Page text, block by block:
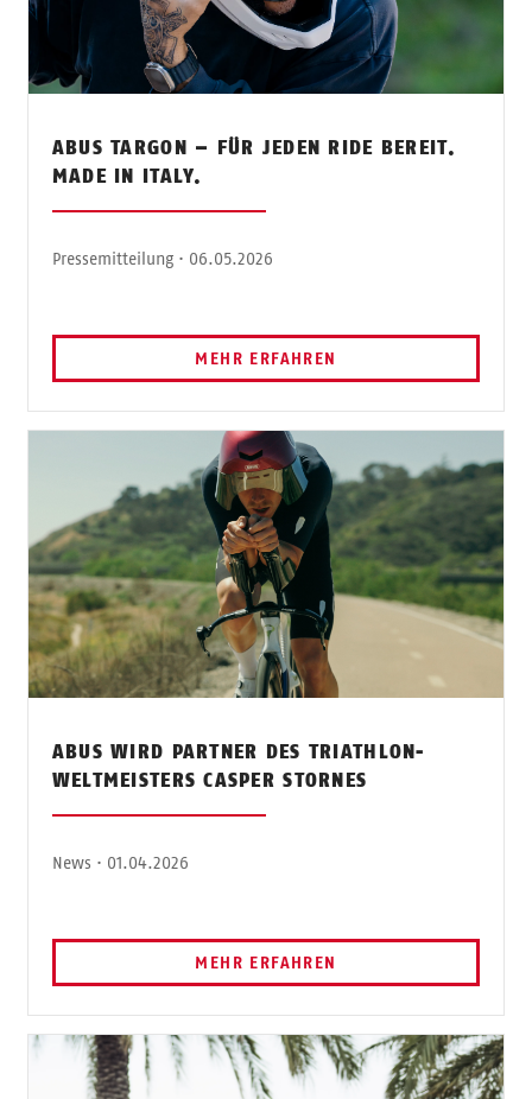
ABUS TARGON – FÜR JEDEN RIDE BEREIT.
MADE IN ITALY.
Pressemitteilung · 06.05.2026
MEHR ERFAHREN
ABUS WIRD PARTNER DES TRIATHLON-
WELTMEISTERS CASPER STORNES
News · 01.04.2026
MEHR ERFAHREN